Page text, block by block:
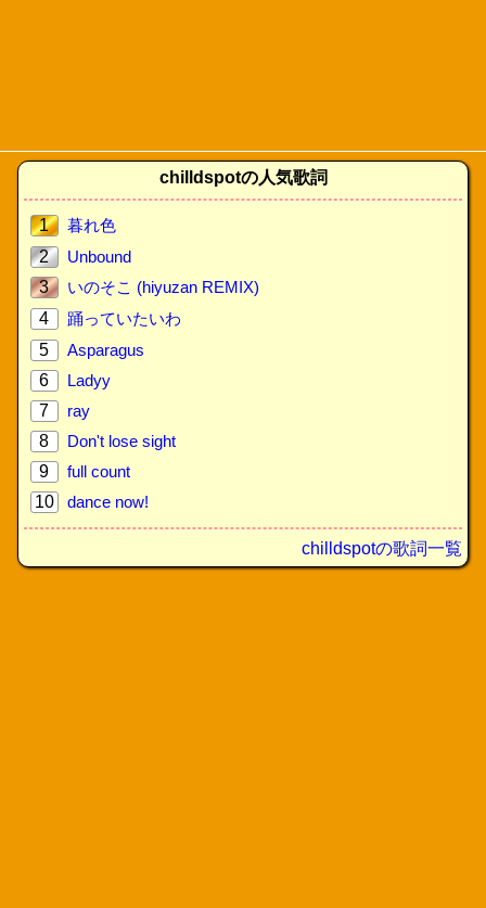
chilldspotの人気歌詞
1
暮れ色
2
Unbound
3
いのそこ (hiyuzan REMIX)
4
踊っていたいわ
5
Asparagus
6
Ladyy
7
ray
8
Don't lose sight
9
full count
10
dance now!
chilldspotの歌詞一覧